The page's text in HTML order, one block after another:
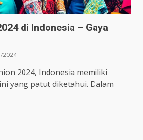
di Indonesia – Gaya
2024
2024, Indonesia memiliki
yang patut diketahui. Dalam